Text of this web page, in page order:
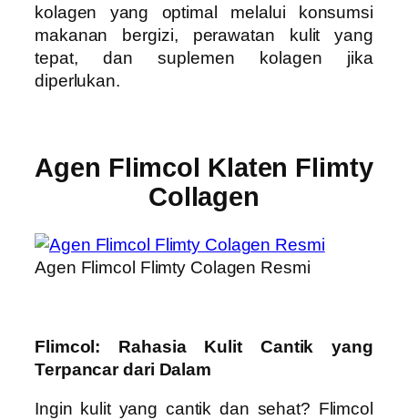
kolagen yang optimal melalui konsumsi
makanan bergizi, perawatan kulit yang
tepat, dan suplemen kolagen jika
diperlukan.
Agen Flimcol Klaten Flimty
Collagen
Agen Flimcol Flimty Colagen Resmi
Flimcol: Rahasia Kulit Cantik yang
Terpancar dari Dalam
Ingin kulit yang cantik dan sehat? Flimcol